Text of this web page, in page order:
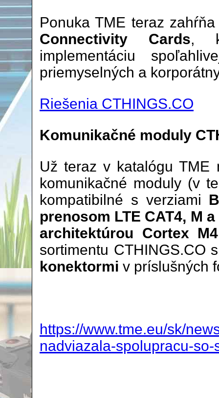
Ponuka TME teraz
Connectivity Cards,
implementáciu
priemyselných a
Riešenia CTHINGS.CO
Komunikačné moduly
Už teraz v katalógu TME
komunikačné moduly (v
kompatibilné s verziami
prenosom LTE CAT4, M
architektúrou Cortex
sortimentu CTHINGS.CO
konektormi v príslušných
https://www.tme.eu/sk/
nadviazala-spolupracu-